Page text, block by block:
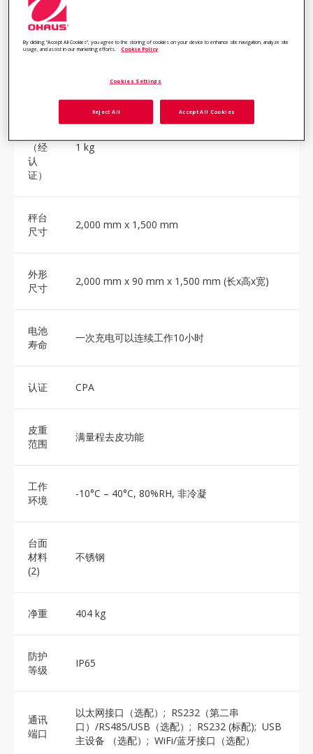
最大
秤量
（经
认
证）
1 kg
秤台
尺寸
2,000 mm x 1,500 mm
外形
尺寸
2,000 mm x 90 mm x 1,500 mm (长x高x宽)
电池
寿命
一次充电可以连续工作10小时
认证 CPA
皮重
范围
满量程去皮功能
工作
环境
-10°C – 40°C, 80%RH, 非冷凝
台面
材料
(2)
不锈钢
净重 404 kg
防护
等级
IP65
通讯
端口
以太网接口（选配）; RS232（第二串
口）/RS485/USB（选配）; RS232 (标配); USB
主设备 （选配）; WiFi/蓝牙接口（选配）
By clicking “Accept All Cookies”, you agree to the storing of cookies on your device to enhance site navigation, analyze site
usage, and assist in our marketing efforts.
Cookie Policy
Cookies Settings
Reject All Accept All Cookies